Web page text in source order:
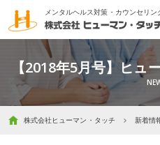
メンタルヘルス対策・カウンセリン
【2018年5月号】ヒ
株式会社ヒューマン・タッチ 新着情